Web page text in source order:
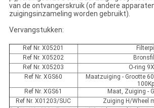
van de ontvangerskruik (of andere
zuigingsinzameling worden gebruikt).
Vervangstukken:
Ref Nr. X05201
Ref Nr. X05202
Ref Nr. X05203
O-ring
Ref Nr. XGS60
Maatzuiging - Grootte
Ref Nr. XGS61
Maat, Zuiging -
Ref Nr. X01203/SUC
Zuiging H/Wheel